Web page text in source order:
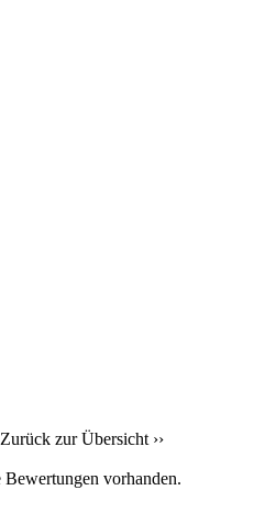
Zurück zur Übersicht ››
vorhanden.